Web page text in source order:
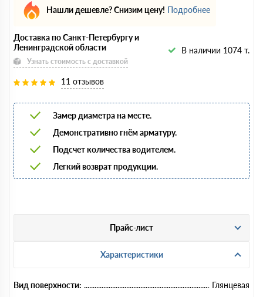
Нашли дешевле? Снизим цену! Подробнее
Доставка по Санкт-Петербургу и
Ленинградской области
Узнать стоимость с доставкой
В наличии 1074 т.
11 отзывов
Замер диаметра на месте.
Демонстративно гнём арматуру.
Подсчет количества водителем.
Легкий возврат продукции.
Прайс-лист
Характеристики
Вид поверхности:
Глянцевая